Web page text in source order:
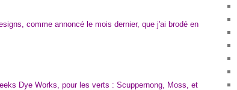
comme annoncé le mois dernier, que j'ai brodé en
Dye Works, pour les verts : Scuppernong, Moss, et